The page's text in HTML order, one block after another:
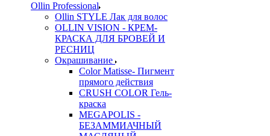
Ollin Professional
Ollin STYLE Лак для волос
OLLIN VISION - КРЕМ-
КРАСКА ДЛЯ БРОВЕЙ И
РЕСНИЦ
Окрашивание
Color Matisse- Пигмент
прямого действия
CRUSH COLOR Гель-
краска
MEGAPOLIS -
БЕЗАММИАЧНЫЙ